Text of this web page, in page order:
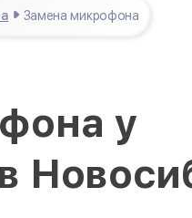
Замена микрофона
у